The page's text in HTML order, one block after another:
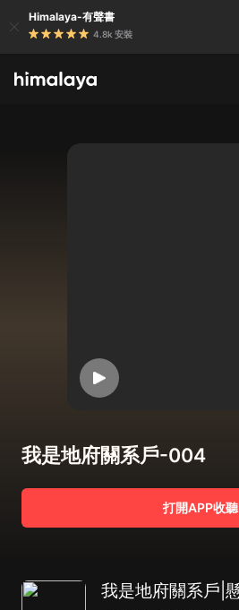
Himalaya-有聲書
4.8k 安裝
我是地府關系戶-004
打開APP收聽